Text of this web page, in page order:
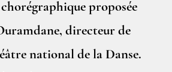
chorégraphique proposée
directeur de
national de la Danse.